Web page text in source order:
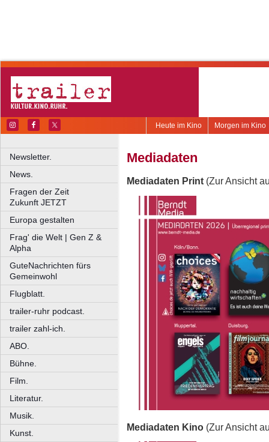
Morgen im Kino
Heute im Kino
Newsletter.
News.
Fragen der Zeit
Zukunft JETZT
Europa gestalten
Frag' die Welt | Gen Z &
Alpha
GuteNachrichten fürs
Gemeinwohl
Flugblatt.
trailer-ruhr podcast.
trailer zahl-ich.
ABO.
Bühne.
Film.
Literatur.
Musik.
Kunst.
Mediadaten
Mediadaten Print (Zur Ansicht
Mediadaten Kino (Zur Ansicht